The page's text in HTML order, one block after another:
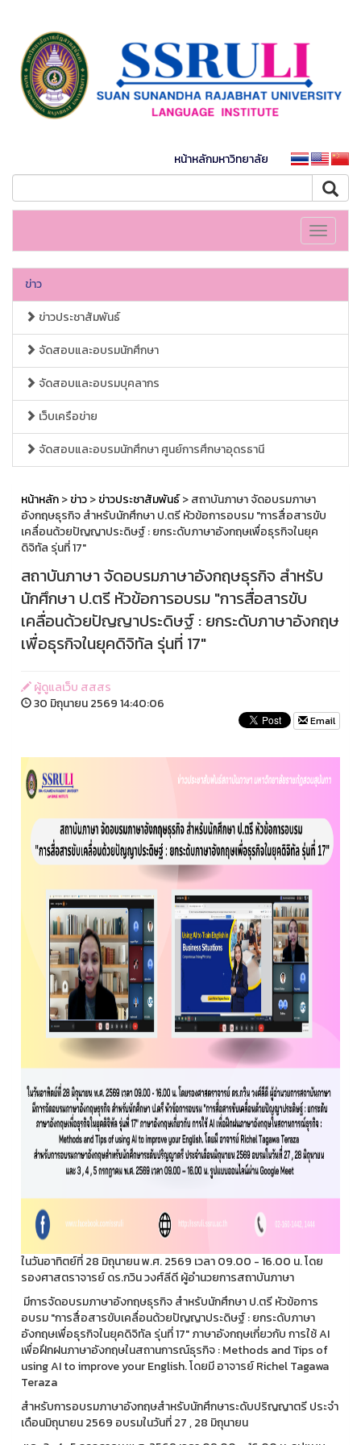
หน้าหลักมหาวิทยาลัย
Toggle
ข่าว
ข่าวประชาสัมพันธ์
จัดสอบและอบรมนักศึกษา
จัดสอบและอบรมบุคลากร
เว็บเครือข่าย
จัดสอบและอบรมนักศึกษา ศูนย์การศึกษาอุดรธานี
หน้าหลัก>ข่าว>ข่าวประชาสัมพันธ์> สถาบันภาษา จัดอบรมภาษา
อังกฤษธุรกิจ สำหรับนักศึกษา ป.ตรี หัวข้อการอบรม "การสื่อสารขับ
เคลื่อนด้วยปัญญาประดิษฐ์ : ยกระดับภาษาอังกฤษเพื่อธุรกิจในยุค
ดิจิทัล รุ่นที่ 17"
สถาบันภาษา จัดอบรมภาษาอังกฤษธุรกิจ สำหรับ
นักศึกษา ป.ตรี หัวข้อการอบรม "การสื่อสารขับ
เคลื่อนด้วยปัญญาประดิษฐ์ : ยกระดับภาษาอังกฤษ
เพื่อธุรกิจในยุคดิจิทัล รุ่นที่ 17"
ผู้ดูแลเว็บ สสสร
30 มิถุนายน 2569 14:40:06
Email
ในวันอาทิตย์ที่ 28 มิถุนายน พ.ศ. 2569 เวลา 09.00 - 16.00 น. โดย
รองศาสตราจารย์ ดร.กวิน วงศ์ลีดี ผู้อำนวยการสถาบันภาษา
มีการจัดอบรมภาษาอังกฤษธุรกิจ สำหรับนักศึกษา ป.ตรี หัวข้อการ
อบรม "การสื่อสารขับเคลื่อนด้วยปัญญาประดิษฐ์ : ยกระดับภาษา
อังกฤษเพื่อธุรกิจในยุคดิจิทัล รุ่นที่ 17" ภาษาอังกฤษเกี่ยวกับ การใช้ AI
เพื่อฝึกฝนภาษาอังกฤษในสถานการณ์ธุรกิจ : Methods and Tips of
using AI to improve your English. โดยมี อาจารย์ Richel Tagawa
Teraza
สำหรับการอบรมภาษาอังกฤษสำหรับนักศึกษาระดับปริญญาตรี ประจำ
เดือนมิถุนายน 2569 อบรมในวันที่ 27 , 28 มิถุนายน